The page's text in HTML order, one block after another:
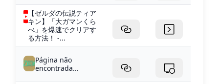
【ゼルダの伝説ティア
キン】「大ガマンくら
べ」を爆速でクリアす
る方法！ -...
Página não
encontrada...